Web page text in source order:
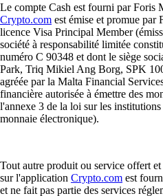
Le compte Cash est fourni par Foris
Crypto.com est émise et promue
licence Visa Principal Member
société à responsabilité limitée
numéro C 90348 et dont le siège
Park, Triq Mikiel Ang Borg, SPK
agréée par la Malta Financial
financière autorisée à émettre des
l'annexe 3 de la loi sur les
monnaie électronique).
Tout autre produit ou service offert
sur l'application Crypto.com est
et ne fait pas partie des services